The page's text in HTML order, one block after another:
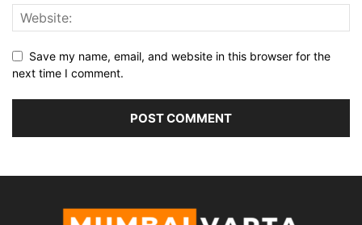
Save my name, email, and website in this browser for the
next time I comment.